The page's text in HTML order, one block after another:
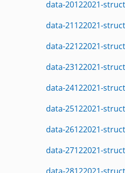
data-20122021-
data-21122021-
data-22122021-
data-23122021-
data-24122021-
data-25122021-
data-26122021-
data-27122021-